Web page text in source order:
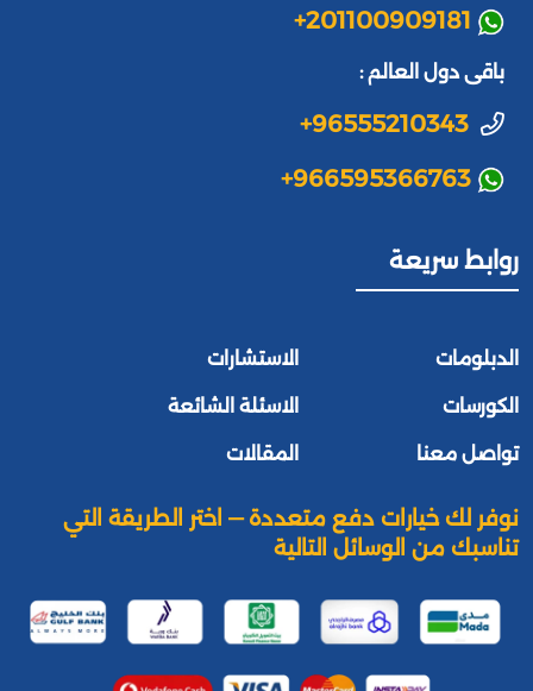
+201100909181
باقى دول العالم :
+96555210343
+966595366763
روابط سريعة
الدبلومات الاستشارات
الكورسات الاسئلة الشائعة
تواصل معنا المقالات
نوفر لك خيارات دفع متعددة — اختر الطريقة التي
تناسبك من الوسائل التالية